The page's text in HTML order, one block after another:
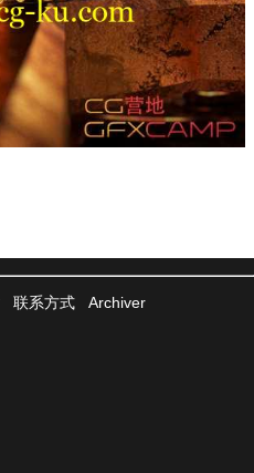
联系方式 Archiver